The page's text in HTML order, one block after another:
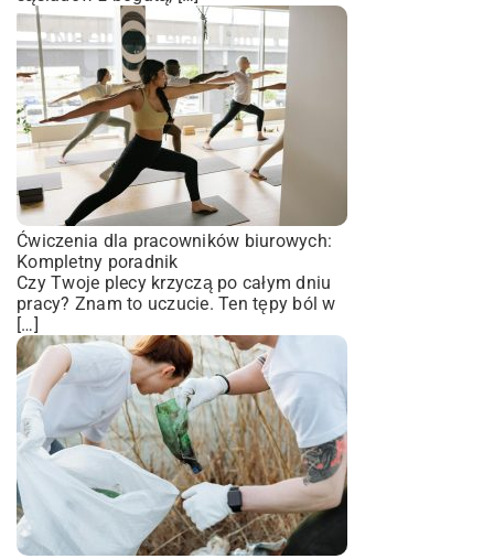
Ćwiczenia dla pracowników biurowych:
Kompletny poradnik
Czy Twoje plecy krzyczą po całym dniu
pracy? Znam to uczucie. Ten tępy ból w
[…]